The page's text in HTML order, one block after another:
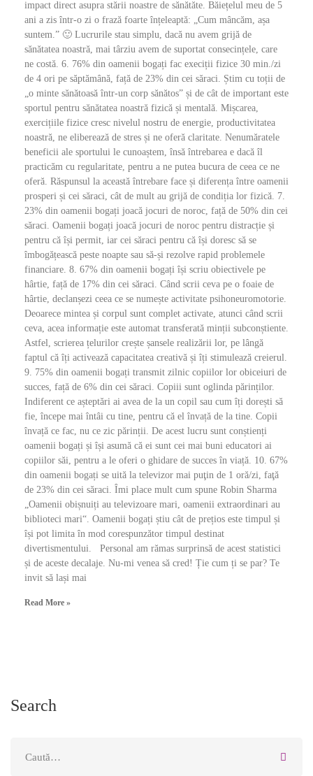
impact direct asupra stării noastre de sănătăte. Băiețelul meu de 5
ani a zis într-o zi o frază foarte înțeleaptă: „Cum mâncăm, așa
suntem.” 🙂 Lucrurile stau simplu, dacă nu avem grijă de
sănătatea noastră, mai târziu avem de suportat consecințele, care
ne costă. 6. 76% din oamenii bogați fac execiții fizice 30 min./zi
de 4 ori pe săptămână, față de 23% din cei săraci. Știm cu toții de
„o minte sănătoasă într-un corp sănătos” și de cât de important este
sportul pentru sănătatea noastră fizică și mentală. Mișcarea,
exercițiile fizice cresc nivelul nostru de energie, productivitatea
noastră, ne eliberează de stres și ne oferă claritate. Nenumăratele
beneficii ale sportului le cunoaștem, însă întrebarea e dacă îl
practicăm cu regularitate, pentru a ne putea bucura de ceea ce ne
oferă. Răspunsul la această întrebare face și diferența între oamenii
prosperi și cei săraci, cât de mult au grijă de condiția lor fizică. 7.
23% din oamenii bogați joacă jocuri de noroc, față de 50% din cei
săraci. Oamenii bogați joacă jocuri de noroc pentru distracție și
pentru că își permit, iar cei săraci pentru că își doresc să se
îmbogățească peste noapte sau să-și rezolve rapid problemele
financiare. 8. 67% din oamenii bogați își scriu obiectivele pe
hârtie, față de 17% din cei săraci. Când scrii ceva pe o foaie de
hârtie, declanșezi ceea ce se numește activitate psihoneuromotorie.
Deoarece mintea și corpul sunt complet activate, atunci când scrii
ceva, acea informație este automat transferată minții subconștiente.
Astfel, scrierea țelurilor crește șansele realizării lor, pe lângă
faptul că îți activează capacitatea creativă și îți stimulează creierul.
9. 75% din oamenii bogați transmit zilnic copiilor lor obiceiuri de
succes, față de 6% din cei săraci. Copiii sunt oglinda părinților.
Indiferent ce așteptări ai avea de la un copil sau cum îți dorești să
fie, începe mai întâi cu tine, pentru că el învață de la tine. Copii
învață ce fac, nu ce zic părinții. De acest lucru sunt conștienți
oamenii bogați și își asumă că ei sunt cei mai buni educatori ai
copiilor săi, pentru a le oferi o ghidare de succes în viață. 10. 67%
din oamenii bogați se uită la televizor mai puţin de 1 oră/zi, faţă
de 23% din cei săraci. Îmi place mult cum spune Robin Sharma
„Oamenii obișnuiți au televizoare mari, oamenii extraordinari au
biblioteci mari“. Oamenii bogați știu cât de prețios este timpul și
își pot limita în mod corespunzător timpul destinat
divertismentului. Personal am rămas surprinsă de acest statistici
și de aceste decalaje. Nu-mi venea să cred! Ție cum ți se par? Te
invit să lași mai
Read More »
Search